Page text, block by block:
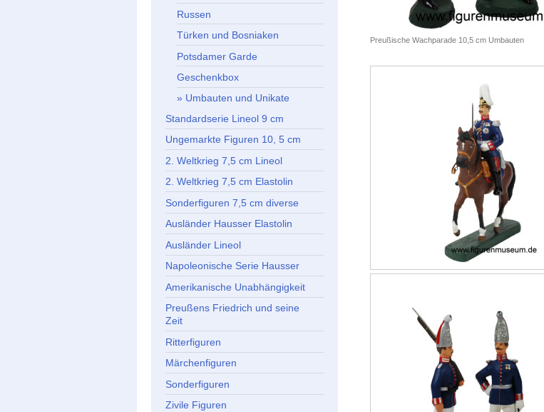
Preußische Wachparade 10,5 cm Umbauten
Russen
Türken und Bosniaken
Potsdamer Garde
Geschenkbox
Umbauten und Unikate
Standardserie Lineol 9 cm
Ungemarkte Figuren 10, 5 cm
2. Weltkrieg 7,5 cm Lineol
2. Weltkrieg 7,5 cm Elastolin
Sonderfiguren 7,5 cm diverse
Ausländer Hausser Elastolin
Ausländer Lineol
Napoleonische Serie Hausser
Amerikanische Unabhängigkeit
Preußens Friedrich und seine
Zeit
Ritterfiguren
Märchenfiguren
Sonderfiguren
Zivile Figuren